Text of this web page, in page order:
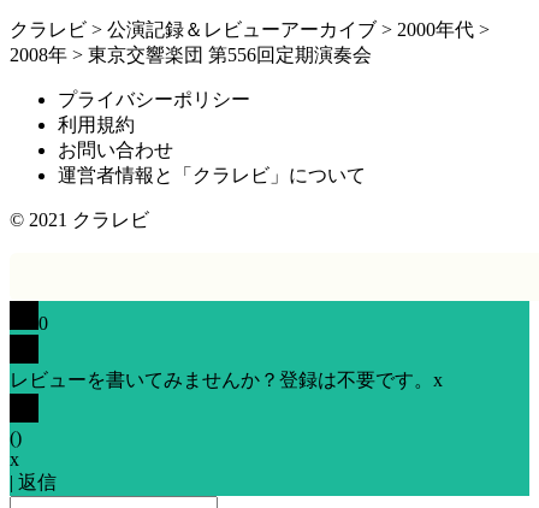
クラレビ > 公演記録＆レビューアーカイブ > 2000年代 >
2008年 > 東京交響楽団 第556回定期演奏会
プライバシーポリシー
利用規約
お問い合わせ
運営者情報と「クラレビ」について
© 2021 クラレビ
0
レビューを書いてみませんか？登録は不要です。 x
()
x
| 返信